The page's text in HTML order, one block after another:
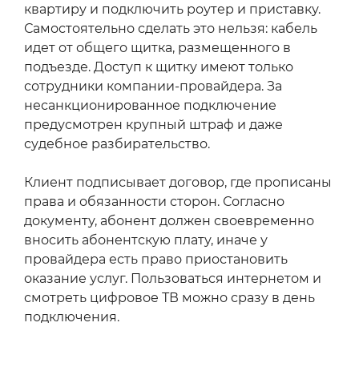
квартиру и подключить роутер и приставку.
Самостоятельно сделать это нельзя: кабель
идет от общего щитка, размещенного в
подъезде. Доступ к щитку имеют только
сотрудники компании-провайдера. За
несанкционированное подключение
предусмотрен крупный штраф и даже
судебное разбирательство.
Клиент подписывает договор, где прописаны
права и обязанности сторон. Согласно
документу, абонент должен своевременно
вносить абонентскую плату, иначе у
провайдера есть право приостановить
оказание услуг. Пользоваться интернетом и
смотреть цифровое ТВ можно сразу в день
подключения.